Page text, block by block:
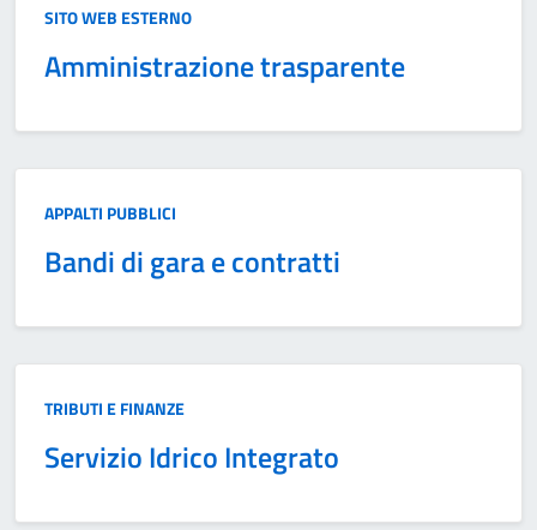
Categoria:
SITO WEB ESTERNO
Amministrazione trasparente
Categoria:
APPALTI PUBBLICI
Bandi di gara e contratti
Categoria:
TRIBUTI E FINANZE
Servizio Idrico Integrato